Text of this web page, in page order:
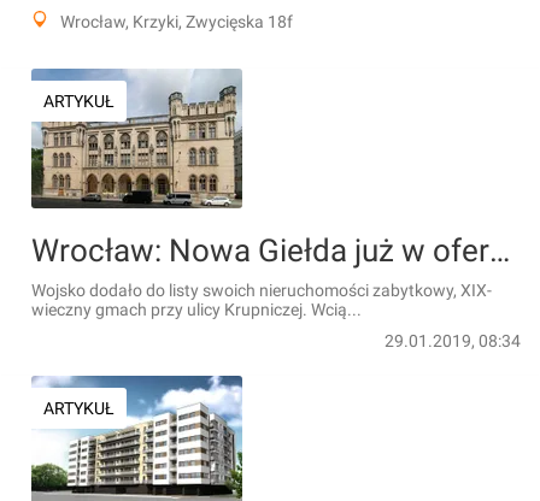
Wrocław, Krzyki, Zwycięska 18f
ARTYKUŁ
Wrocław: Nowa Giełda już w ofercie Agencji Mienia Wojskowego. "Czekamy na odpowiedź ze strony miasta"
Wojsko dodało do listy swoich nieruchomości zabytkowy, XIX-
wieczny gmach przy ulicy Krupniczej. Wcią...
29.01.2019, 08:34
ARTYKUŁ